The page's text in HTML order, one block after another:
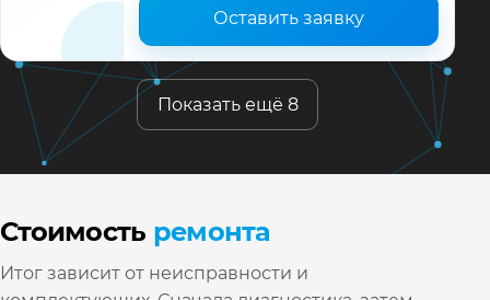
Оставить заявку
Показать ещё 8
Стоимость ремонта
Итог зависит от неисправности и